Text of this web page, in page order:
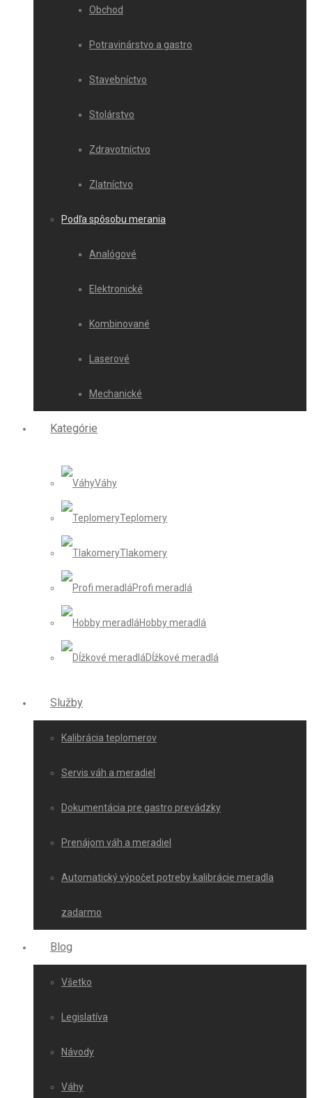
Obchod
Potravinárstvo a gastro
Stavebníctvo
Stolárstvo
Zdravotníctvo
Zlatníctvo
Podľa spôsobu merania
Analógové
Elektronické
Kombinované
Laserové
Mechanické
Kategórie
Váhy
Teplomery
Tlakomery
Profi meradlá
Hobby meradlá
Dĺžkové meradlá
Služby
Kalibrácia teplomerov
Servis váh a meradiel
Dokumentácia pre gastro prevádzky
Prenájom váh a meradiel
Automatický výpočet potreby kalibrácie meradla
zadarmo
Blog
Všetko
Legislatíva
Návody
Váhy